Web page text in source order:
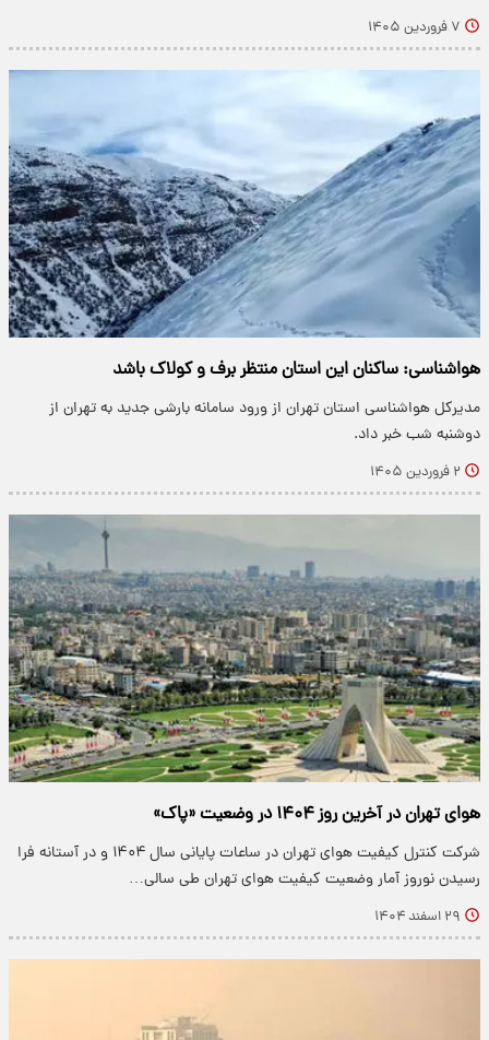
۷ فروردین ۱۴۰۵
هواشناسی: ساکنان این استان منتظر برف و کولاک باشد
مدیرکل هواشناسی استان تهران از ورود سامانه بارشی جدید به تهران از
دوشنبه شب خبر داد.
۲ فروردین ۱۴۰۵
هوای تهران در آخرین روز ۱۴۰۴ در وضعیت «پاک»
شرکت کنترل کیفیت هوای تهران در ساعات پایانی سال ۱۴۰۴ و در آستانه فرا
رسیدن نوروز آمار وضعیت کیفیت هوای تهران طی سالی…
۲۹ اسفند ۱۴۰۴